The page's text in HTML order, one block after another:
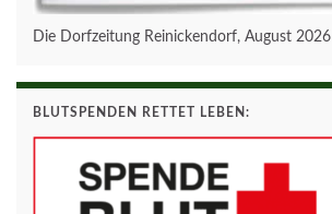
Die Dorfzeitung Reinickendorf, August 2026
BLUTSPENDEN RETTET LEBEN: